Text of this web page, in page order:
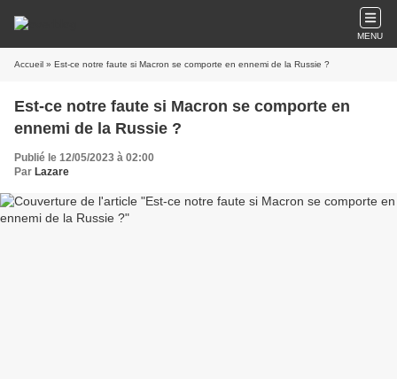
MENU
Accueil » Est-ce notre faute si Macron se comporte en ennemi de la Russie ?
Est-ce notre faute si Macron se comporte en
ennemi de la Russie ?
Publié le 12/05/2023 à 02:00
Par Lazare